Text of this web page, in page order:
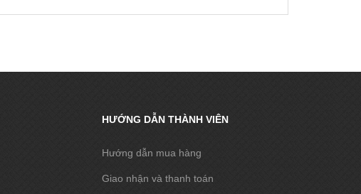
HƯỚNG DẪN THÀNH VIÊN
Hướng dẫn mua hàng
Giao nhận và thanh toán